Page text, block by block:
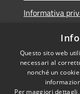
Informativa
Dichiarazione
Questo sito web
necessari al
nonché un
Per maggiori